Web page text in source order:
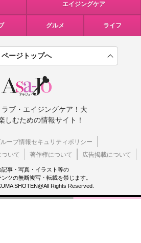
エイジングケア
グルメ ライフ
ページトップへ
ブ・エイジングケア！大
しむための情報サイト！
ープ情報セキュリティポリシー
いて
著作権について 広告掲載について
記事・写真・イラスト等の
ツの無断複写・転載を禁じます。
SHOTEN@All Rights Reserved.